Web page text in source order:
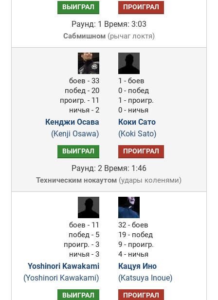
ВЫИГРАЛ ПРОИГРАЛ
Раунд: 1 Время: 3:03
Сабмишном(рычаг локтя)
боев - 33
побед - 20
проигр. - 11
ничья - 2
Кенджи Осава
(Kenji Osawa)
1 - боев
0 - побед
1 - проигр.
0 - ничья
Коки Сато
(Koki Sato)
ВЫИГРАЛ ПРОИГРАЛ
Раунд: 2 Время: 1:46
Техническим нокаутом (удары коленями)
боев - 11
побед - 5
проигр. - 3
ничья - 3
Yoshinori Kawakami
(Yoshinori Kawakami)
32 - боев
19 - побед
9 - проигр.
4 - ничья
Кацуя Ино
(Katsuya Inoue)
ВЫИГРАЛ ПРОИГРАЛ